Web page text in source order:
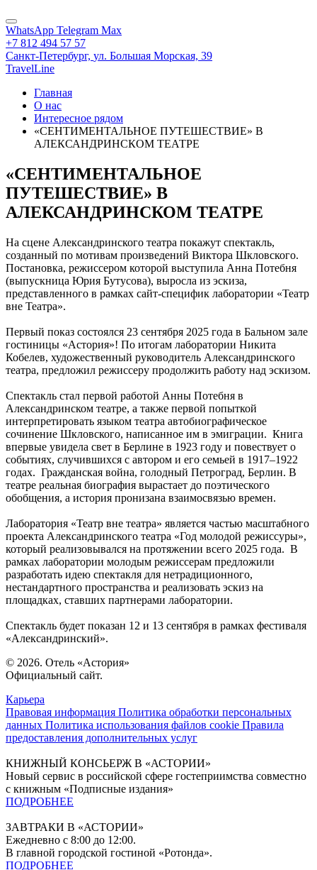
WhatsApp Telegram Max
+7 812 494 57 57
Санкт-Петербург, ул. Большая Морская, 39
TravelLine
Главная
О нас
Интересное рядом
«СЕНТИМЕНТАЛЬНОЕ ПУТЕШЕСТВИЕ» В
АЛЕКСАНДРИНСКОМ ТЕАТРЕ
«СЕНТИМЕНТАЛЬНОЕ
ПУТЕШЕСТВИЕ» В
АЛЕКСАНДРИНСКОМ ТЕАТРЕ
На сцене Александринского театра покажут спектакль,
созданный по мотивам произведений Виктора Шкловского.
Постановка, режиссером которой выступила Анна Потебня
(выпускница Юрия Бутусова), выросла из эскиза,
представленного в рамках сайт-специфик лаборатории «Театр
вне Театра».
Первый показ состоялся 23 сентября 2025 года в Бальном зале
гостиницы «Астория»! По итогам лаборатории Никита
Кобелев, художественный руководитель Александринского
театра, предложил режиссеру продолжить работу над эскизом.
Спектакль стал первой работой Анны Потебня в
Александринском театре, а также первой попыткой
интерпретировать языком театра автобиографическое
сочинение Шкловского, написанное им в эмиграции. Книга
впервые увидела свет в Берлине в 1923 году и повествует о
событиях, случившихся с автором и его семьей в 1917–1922
годах. Гражданская война, голодный Петроград, Берлин. В
театре реальная биография вырастает до поэтического
обобщения, а история пронизана взаимосвязью времен.
Лаборатория «Театр вне театра» является частью масштабного
проекта Александринского театра «Год молодой режиссуры»,
который реализовывался на протяжении всего 2025 года. В
рамках лаборатории молодым режиссерам предложили
разработать идею спектакля для нетрадиционного,
нестандартного пространства и реализовать эскиз на
площадках, ставших партнерами лаборатории.
Спектакль будет показан 12 и 13 сентября в рамках фестиваля
«Александринский».
© 2026. Отель «Астория»
Официальный сайт.
Карьера
Правовая информация Политика обработки персональных
данных Политика использования файлов cookie Правила
предоставления дополнительных услуг
КНИЖНЫЙ КОНСЬЕРЖ В «АСТОРИИ»
Новый сервис в российской сфере гостеприимства совместно
с книжным «Подписные издания»
ПОДРОБНЕЕ
ЗАВТРАКИ В «АСТОРИИ»
Ежедневно с 8:00 до 12:00.
В главной городской гостиной «Ротонда».
ПОДРОБНЕЕ